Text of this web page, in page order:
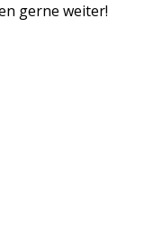
gerne weiter!